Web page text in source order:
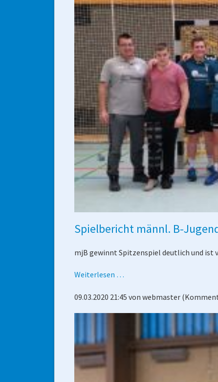
Spielbericht männl. B-
mjB gewinnt Spitzenspiel deutlich und ist
Weiterlesen …
B-
Griedel/Mörlen
09.03.2020 21:45 von webmaster